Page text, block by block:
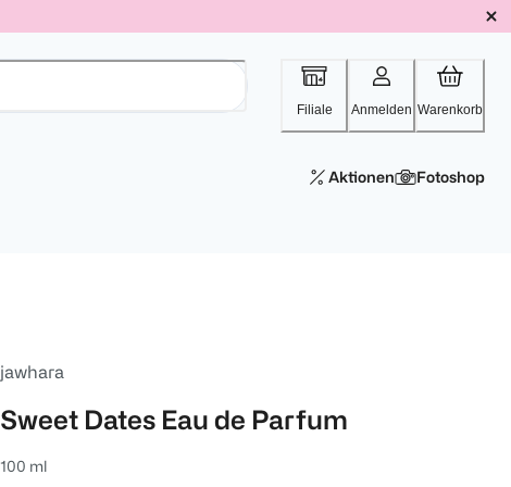
Filiale Anmelden Warenkorb
Aktionen Fotoshop
jawhara
Sweet Dates Eau de Parfum
100 ml